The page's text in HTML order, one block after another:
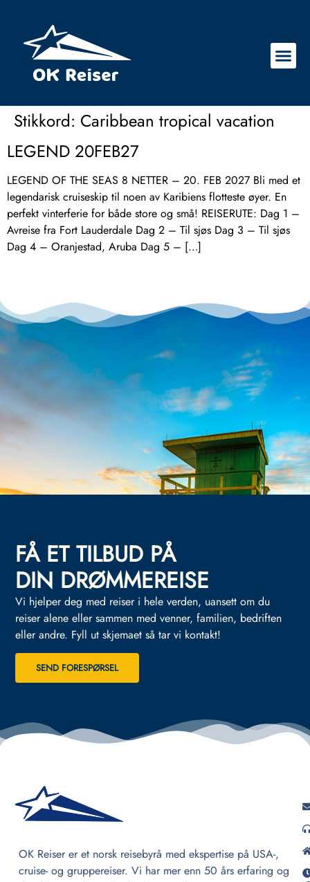
Stikkord: Caribbean tropical vacation
LEGEND 20FEB27
LEGEND OF THE SEAS 8 NETTER – 20. FEB 2027 Bli med et
legendarisk cruiseskip til noen av Karibiens flotteste øyer. En
perfekt vinterferie for både store og små! REISERUTE: Dag 1 –
Avreise fra Fort Lauderdale Dag 2 – Til sjøs Dag 3 – Til sjøs
Dag 4 – Oranjestad, Aruba Dag 5 – […]
FÅ ET TILBUD PÅ
DIN DRØMMEREISE
Vi hjelper deg med reiser i hele verden, uansett om du
reiser alene eller sammen med venner, familien, bedriften
eller andre. Fyll ut skjemaet så tar vi kontakt!
SEND FORESPØRSEL
OK Reiser er et norsk reisebyrå med ekspertise på USA-,
cruise- og gruppereiser. Vi har mer enn 50 års erfaring og